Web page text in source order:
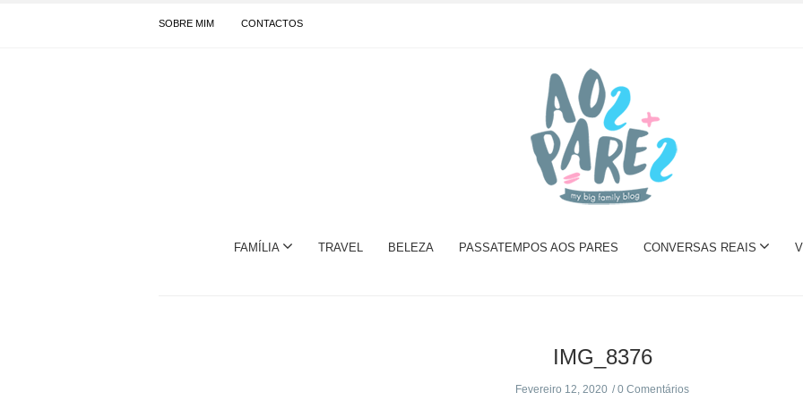
SOBRE MIM CONTACTOS
FAMÍLIA TRAVEL BELEZA PASSATEMPOS AOS PARES CONVERSAS REAIS
IMG_8376
Fevereiro 12, 2020 0 Comentários